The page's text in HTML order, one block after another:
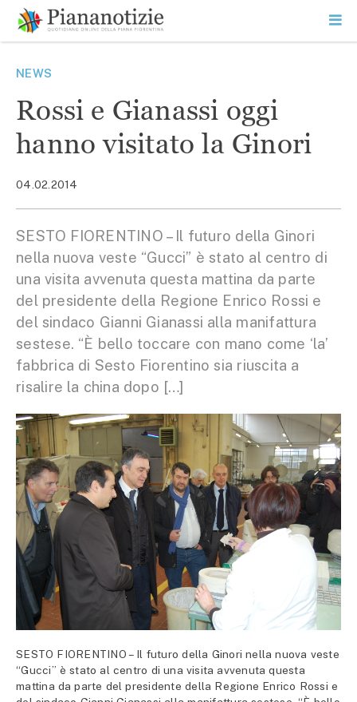
contenuto
SEARCH
NEWS
Rossi e Gianassi oggi
hanno visitato la Ginori
04.02.2014
SESTO FIORENTINO – Il futuro della Ginori
nella nuova veste “Gucci” è stato al centro di
una visita avvenuta questa mattina da parte
del presidente della Regione Enrico Rossi e
del sindaco Gianni Gianassi alla manifattura
sestese. “È bello toccare con mano come ‘la’
fabbrica di Sesto Fiorentino sia riuscita a
risalire la china dopo […]
SESTO FIORENTINO – Il futuro della Ginori nella nuova veste
“Gucci” è stato al centro di una visita avvenuta questa
mattina da parte del presidente della Regione Enrico Rossi e